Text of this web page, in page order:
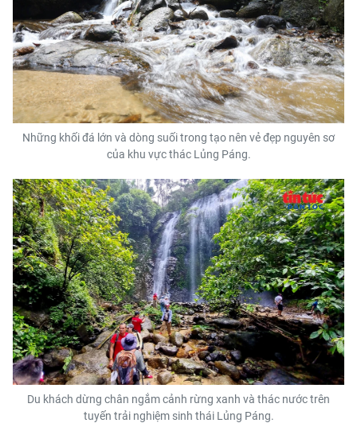
Những khối đá lớn và dòng suối trong tạo nên vẻ đẹp nguyên sơ
của khu vực thác Lủng Páng.
Du khách dừng chân ngắm cảnh rừng xanh và thác nước trên
tuyến trải nghiệm sinh thái Lủng Páng.